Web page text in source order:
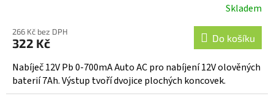
Skladem
266 Kč bez DPH
322 Kč Do košíku
Nabíječ 12V Pb 0-700mA Auto AC pro nabíjení 12V olověných
baterií 7Ah. Výstup tvoří dvojice plochých koncovek.